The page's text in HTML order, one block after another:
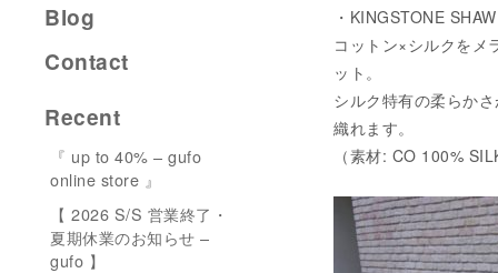
・KINGSTONE
コットン×シルクをメ
ット。
シルク特有の柔らか
織れます。
（素材: CO 100%
Blog
Contact
Recent
『 up to 40% – gufo
online store 』
【 2026 S/S 営業終了・
夏期休業のお知らせ –
gufo 】